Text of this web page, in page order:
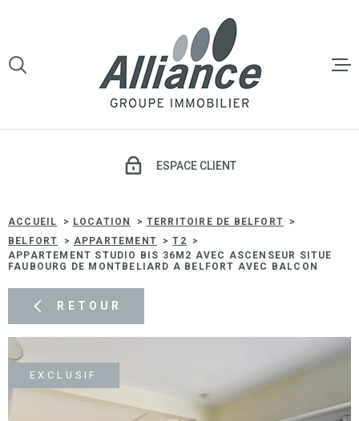
recherche
principal
ESPACE CLIENT
ACCUEIL LOCATION
TERRITOIRE DE BELFORT
BELFORT
APPARTEMENT
T2
APPARTEMENT STUDIO BIS 36M2 AVEC ASCENSEUR SITUE
FAUBOURG DE MONTBELIARD A BELFORT AVEC BALCON
RETOUR
EXCLUSIF
VOTRE
RECHERCHE
BIEN
VILLE
Pièces
PIÈCESRECHERCHER